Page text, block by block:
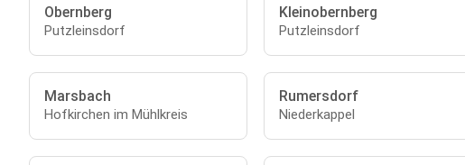
Obernberg
Putzleinsdorf
Kleinobernberg
Putzleinsdorf
Marsbach
Hofkirchen im Mühlkreis
Rumersdorf
Niederkappel